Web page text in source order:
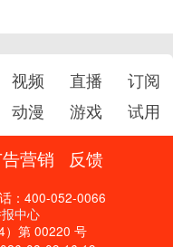
视频 直播
订阅
动漫 游戏 试用
营销 反馈
：400-052-0066
中心
）第 00220 号